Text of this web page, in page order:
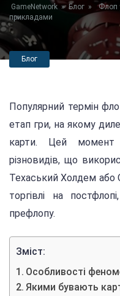
GameNetwork » Блог »
Флоп
прикладами
Блог
Популярний термін
етап гри, на якому
карти. Цей момент
різновидів, що
Техаський Холдем
торгівлі на
префлопу.
Зміст:
Особливості
Якими бувають